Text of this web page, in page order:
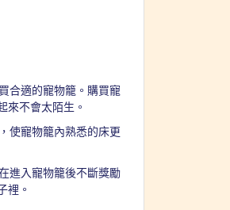
合適的寵物籠。購買寵
來不會太陌生。
使寵物籠內熟悉的床更
進入寵物籠後不斷獎勵
裡。